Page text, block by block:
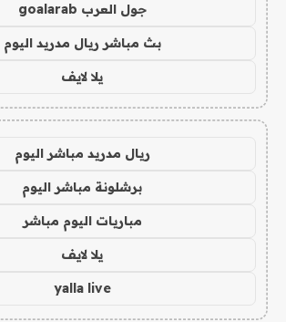
جول العرب goalarab
بث مباشر ريال مدريد اليوم
يلا لايف
ريال مدريد مباشر اليوم
برشلونة مباشر اليوم
مباريات اليوم مباشر
يلا لايف
yalla live